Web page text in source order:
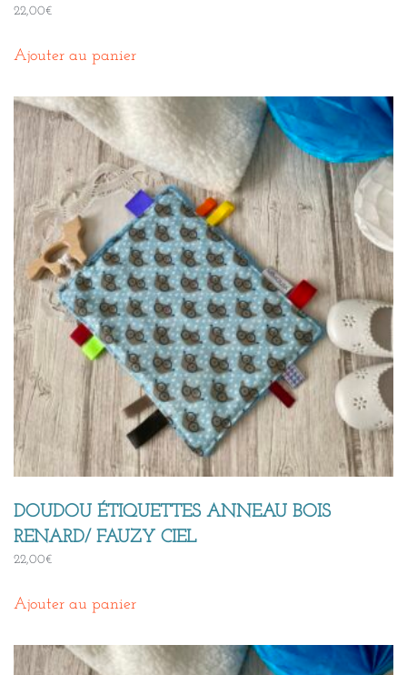
22,00€
Ajouter au panier
DOUDOU ÉTIQUETTES ANNEAU BOIS
RENARD/ FAUZY CIEL
22,00€
Ajouter au panier